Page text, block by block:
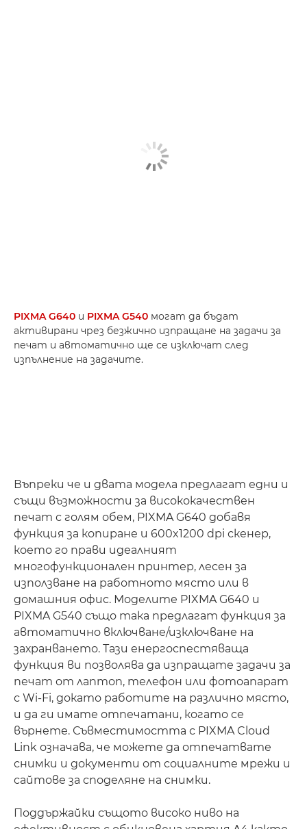
PIXMA G640 и PIXMA G540 могат да бъдат
активирани чрез безжично изпращане на задачи за
печат и автоматично ще се изключат след
изпълнение на задачите.
Въпреки че и двата модела предлагат едни и
същи възможности за висококачествен
печат с голям обем, PIXMA G640 добавя
функция за копиране и 600x1200 dpi скенер,
което го прави идеалният
многофункционален принтер, лесен за
използване на работното място или в
домашния офис. Моделите PIXMA G640 и
PIXMA G540 също така предлагат функция за
автоматично включване/изключване на
захранването. Тази енергоспестяваща
функция ви позволява да изпращате задачи за
печат от лаптоп, телефон или фотоапарат
с Wi-Fi, докато работите на различно място,
и да ги имате отпечатани, когато се
върнете. Съвместимостта с PIXMA Cloud
Link означава, че можете да отпечатвате
снимки и документи от социалните мрежи и
сайтове за споделяне на снимки.
Поддържайки същото високо ниво на